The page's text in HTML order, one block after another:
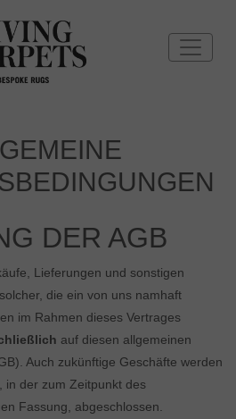
DER AGB
Lieferungen und sonstigen
die ein von uns namhaft
im Rahmen dieses Vertrages
auf diesen allgemeinen
Auch zukünftige Geschäfte werden
in der zum Zeitpunkt des
Fassung, abgeschlossen.